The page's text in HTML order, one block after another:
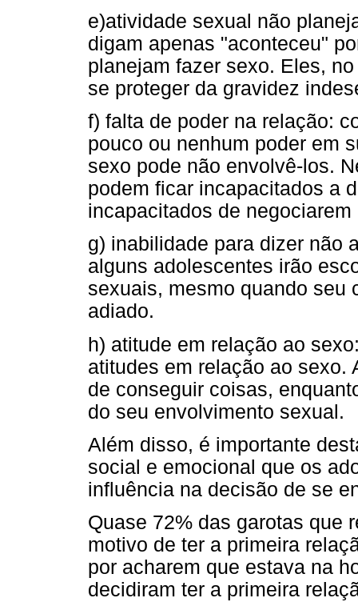
e)atividade sexual não
digam apenas "aconteceu"
planejam fazer sexo. Eles,
se proteger da gravidez
f) falta de poder na relação:
pouco ou nenhum poder em
sexo pode não envolvê-los.
podem ficar incapacitados a
incapacitados de
g) inabilidade para dizer não
alguns adolescentes irão
sexuais, mesmo quando seu
adiado.
h) atitude em relação ao
atitudes em relação ao sexo.
de conseguir coisas,
do seu envolvimento sexual.
Além disso, é importante
social e emocional que os
influência na decisão de se
Quase 72% das garotas que
motivo de ter a primeira
por acharem que estava na
decidiram ter a primeira